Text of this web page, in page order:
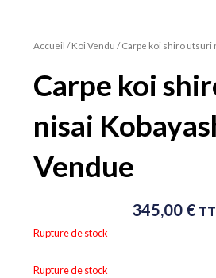
Accueil /Koi Vendu / Carpe koi shiro utsuri
Carpe koi
nisai
Vendue
345,00 €
Rupture de stock
Rupture de stock